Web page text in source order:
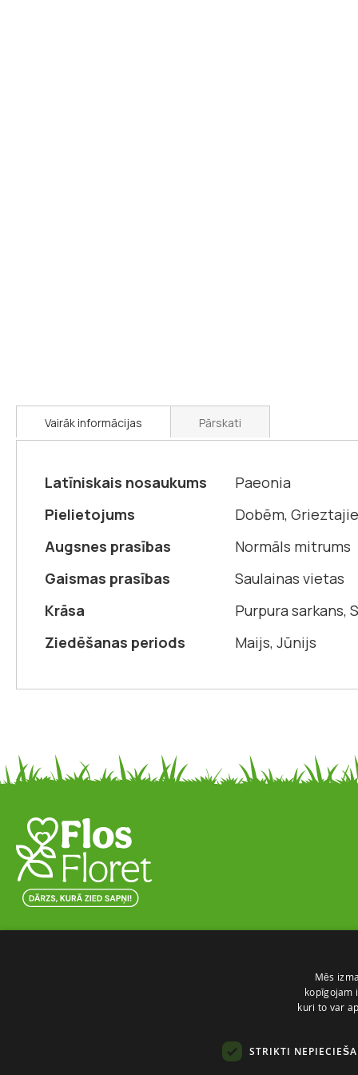
Vairāk informācijas
Vairāk
Latīniskais nosaukums
Paeonia
Pielietojums
Dobēm,
Augsnes prasības
Normāls mitrums
Gaismas prasības
Saulainas vietas
Krāsa
Purpura sarkans,
Ziedēšanas periods
Maijs, Jūnijs
Pārskati
Mēs
kopīgojam
kuri to var
STRIKTI